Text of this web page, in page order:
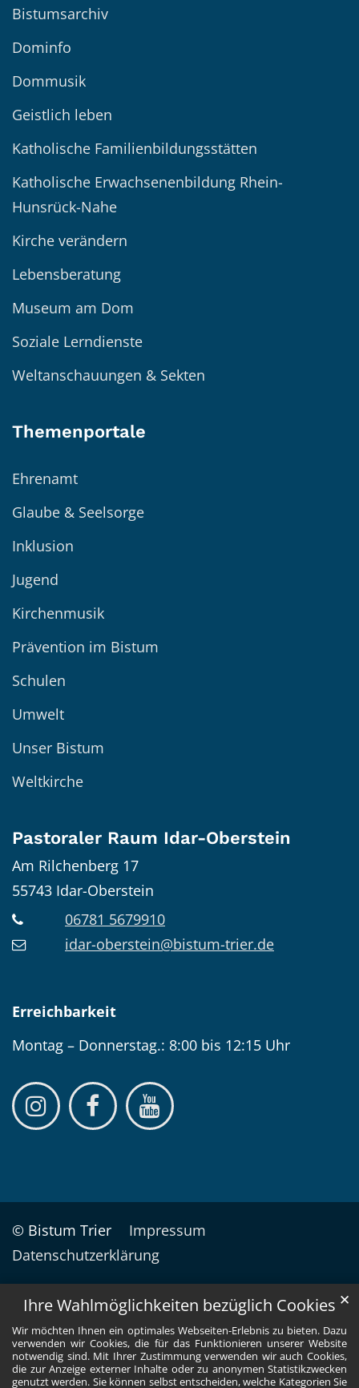
Ihre Wahlmöglichkeiten bezüglich Cookies
Wir möchten Ihnen ein optimales Webseiten-Erlebnis zu bieten. Dazu
verwenden wir Cookies, die für das Funktionieren unserer Website
notwendig sind. Mit Ihrer Zustimmung verwenden wir auch Cookies,
die zur Anzeige externer Inhalte oder zu anonymen Statistikzwecken
genutzt werden. Sie können selbst entscheiden, welche Kategorien Sie
✕
Bistumsarchiv
Dominfo
Dommusik
Geistlich leben
Katholische Familienbildungsstätten
Katholische Erwachsenenbildung Rhein-
Hunsrück-Nahe
Kirche verändern
Lebensberatung
Museum am Dom
Soziale Lerndienste
Weltanschauungen & Sekten
Themenportale
Ehrenamt
Glaube & Seelsorge
Inklusion
Jugend
Kirchenmusik
Prävention im Bistum
Schulen
Umwelt
Unser Bistum
Weltkirche
Pastoraler Raum Idar-Oberstein
Am Rilchenberg 17
55743 Idar-Oberstein
06781 5679910
idar-oberstein@bistum-trier.de
Erreichbarkeit
Montag – Donnerstag.: 8:00 bis 12:15 Uhr
© Bistum Trier
Impressum
Datenschutzerklärung